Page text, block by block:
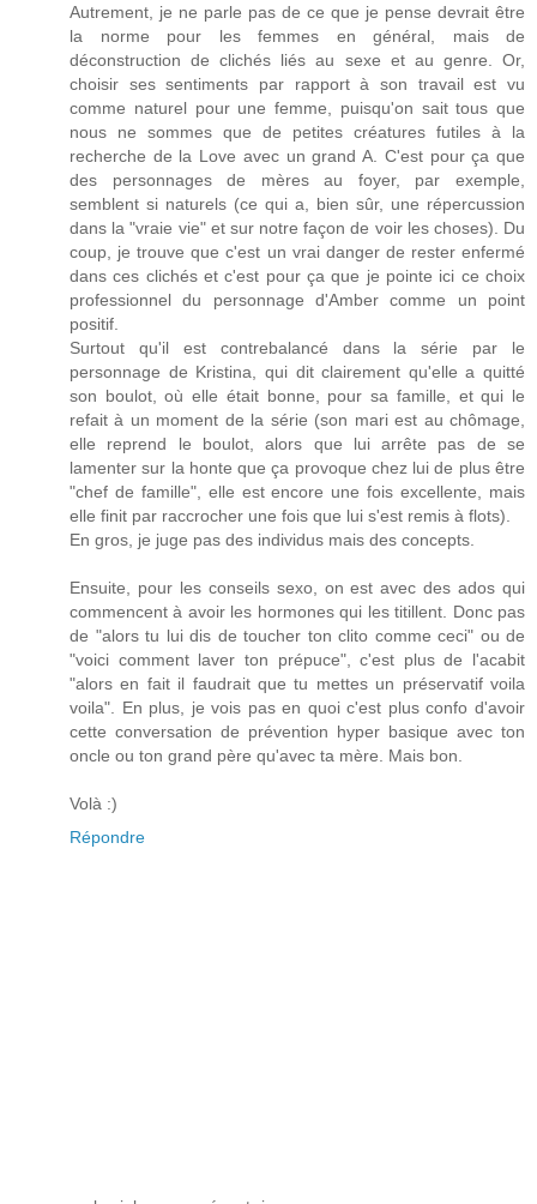
Autrement, je ne parle pas de ce que je pense devrait être
la norme pour les femmes en général, mais de
déconstruction de clichés liés au sexe et au genre. Or,
choisir ses sentiments par rapport à son travail est vu
comme naturel pour une femme, puisqu'on sait tous que
nous ne sommes que de petites créatures futiles à la
recherche de la Love avec un grand A. C'est pour ça que
des personnages de mères au foyer, par exemple,
semblent si naturels (ce qui a, bien sûr, une répercussion
dans la "vraie vie" et sur notre façon de voir les choses). Du
coup, je trouve que c'est un vrai danger de rester enfermé
dans ces clichés et c'est pour ça que je pointe ici ce choix
professionnel du personnage d'Amber comme un point
positif.
Surtout qu'il est contrebalancé dans la série par le
personnage de Kristina, qui dit clairement qu'elle a quitté
son boulot, où elle était bonne, pour sa famille, et qui le
refait à un moment de la série (son mari est au chômage,
elle reprend le boulot, alors que lui arrête pas de se
lamenter sur la honte que ça provoque chez lui de plus être
"chef de famille", elle est encore une fois excellente, mais
elle finit par raccrocher une fois que lui s'est remis à flots).
En gros, je juge pas des individus mais des concepts.
Ensuite, pour les conseils sexo, on est avec des ados qui
commencent à avoir les hormones qui les titillent. Donc pas
de "alors tu lui dis de toucher ton clito comme ceci" ou de
"voici comment laver ton prépuce", c'est plus de l'acabit
"alors en fait il faudrait que tu mettes un préservatif voila
voila". En plus, je vois pas en quoi c'est plus confo d'avoir
cette conversation de prévention hyper basique avec ton
oncle ou ton grand père qu'avec ta mère. Mais bon.
Volà :)
Répondre